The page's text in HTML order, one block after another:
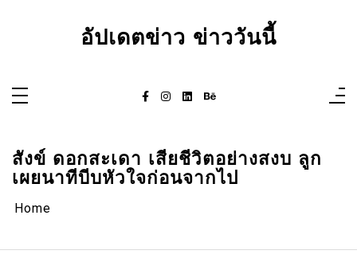
อัปเดตข่าว ข่าววันนี้
สังข์ ดอกสะเดา เสียชีวิตอย่างสงบ ลูก
เผยนาทีบีบหัวใจก่อนจากไป
Home